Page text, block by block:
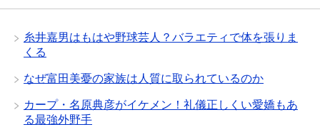
糸井嘉男はもはや野球芸人？バラエティで体を張りま
くる
なぜ富田美憂の家族は人質に取られているのか
カープ・名原典彦がイケメン！礼儀正しくい愛嬌もあ
る最強外野手